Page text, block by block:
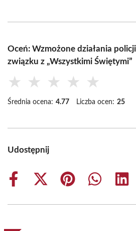
Oceń: Wzmożone działania
związku z „Wszystkimi Świętymi”
★ ★ ★ ★ ★
Średnia ocena: 4.77 Liczba ocen: 25
Udostępnij
Share
Share
(Twitter)
Share
Share